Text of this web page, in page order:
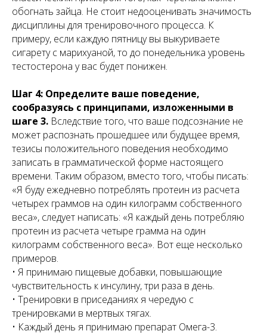
обогнать зайца. Не стоит недооценивать значимость
дисциплины для тренировочного процесса. К
примеру, если каждую пятницу вы выкуриваете
сигарету с марихуаной, то до понедельника уровень
тестостерона у вас будет понижен.
Шаг 4: Определите ваше поведение,
сообразуясь с принципами, изложенными в
шаге 3. Вследствие того, что ваше подсознание не
может распознать прошедшее или будущее время,
тезисы положительного поведения необходимо
записать в грамматической форме настоящего
времени. Таким образом, вместо того, чтобы писать:
«Я буду ежедневно потреблять протеин из расчета
четырех граммов на один килограмм собственного
веса», следует написать: «Я каждый день потребляю
протеин из расчета четыре грамма на один
килограмм собственного веса». Вот еще несколько
примеров.
• Я принимаю пищевые добавки, повышающие
чувствительность к инсулину, три раза в день.
• Тренировки в приседаниях я чередую с
тренировками в мертвых тягах.
• Каждый день я принимаю препарат Омега-3.